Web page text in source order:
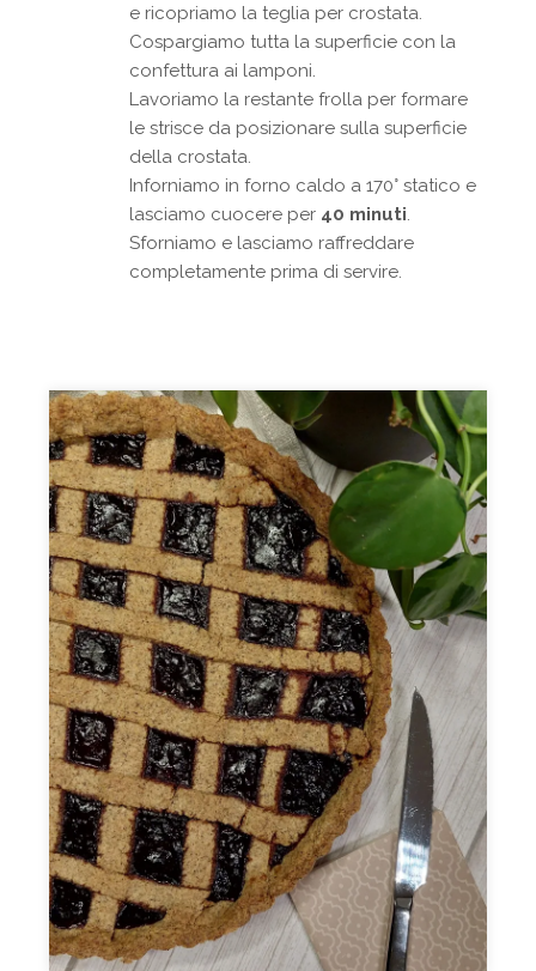
e ricopriamo la teglia per crostata.
Cospargiamo tutta la superficie con la
confettura ai lamponi.
Lavoriamo la restante frolla per formare
le strisce da posizionare sulla superficie
della crostata.
Inforniamo in forno caldo a 170° statico e
lasciamo cuocere per 40 minuti.
Sforniamo e lasciamo raffreddare
completamente prima di servire.